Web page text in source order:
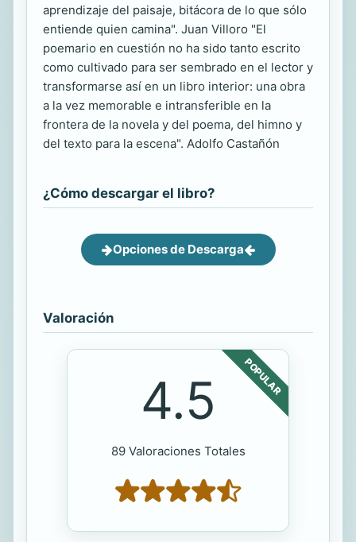
aprendizaje del paisaje, bitácora de lo que sólo
entiende quien camina". Juan Villoro "El
poemario en cuestión no ha sido tanto escrito
como cultivado para ser sembrado en el lector y
transformarse así en un libro interior: una obra
a la vez memorable e intransferible en la
frontera de la novela y del poema, del himno y
del texto para la escena". Adolfo Castañón
¿Cómo descargar el libro?
Opciones de Descarga
Valoración
POPULAR
4.5
89 Valoraciones Totales